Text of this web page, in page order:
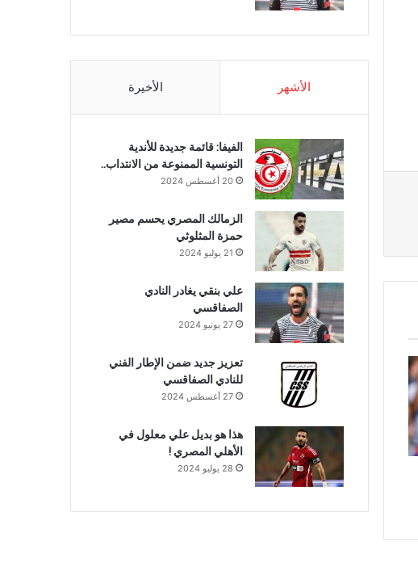
الأشهر الأخيرة
الفيفا: قائمة جديدة للأندية
التونسية الممنوعة من الانتداب..
20 أغسطس 2024
الزمالك المصري يحسم مصير
حمزة المثلوثي
21 يوليو 2024
علي بنقي يغادر النادي
الصفاقسي
27 يونيو 2024
تعزيز جديد ضمن الإطار الفني
للنادي الصفاقسي
27 أغسطس 2024
هذا هو بديل علي معلول في
الأهلي المصري !
28 يوليو 2024